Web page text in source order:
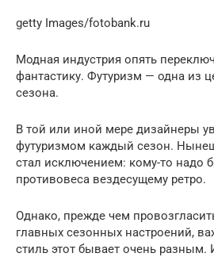
getty Images/fotobank.ru
Модная индустрия опять
фантастику. Футуризм — одна из
сезона.
В той или иной мере дизайнеры
футуризмом каждый сезон.
стал исключением: кому-то надо
противовеса вездесущему ретро.
Однако, прежде чем
главных сезонных настроений,
стиль этот бывает очень разным.